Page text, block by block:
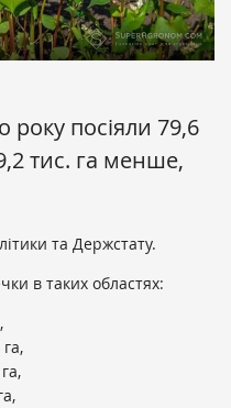
року посіяли 79,6
тис. га менше,
та Держстату.
в таких областях: